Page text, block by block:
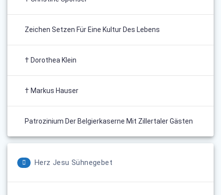
Zeichen Setzen Für Eine Kultur Des Lebens
† Dorothea Klein
† Markus Hauser
Patrozinium Der Belgierkaserne Mit Zillertaler Gästen
Herz Jesu Sühnegebet